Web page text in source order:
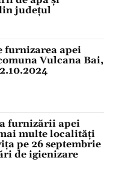
județul
furnizarea apei
Vulcana Bai,
furnizării apei
multe localități
pe 26 septembrie
de igienizare